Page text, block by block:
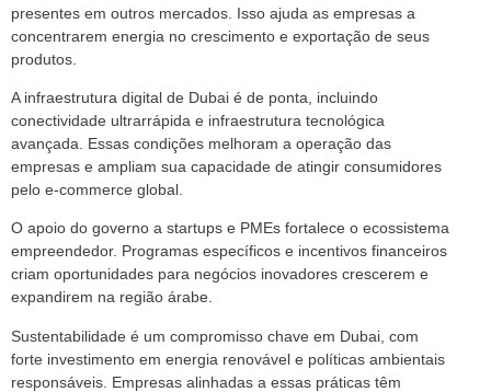
presentes em outros mercados. Isso ajuda as empresas a
concentrarem energia no crescimento e exportação de seus
produtos.
A infraestrutura digital de Dubai é de ponta, incluindo
conectividade ultrarrápida e infraestrutura tecnológica
avançada. Essas condições melhoram a operação das
empresas e ampliam sua capacidade de atingir consumidores
pelo e-commerce global.
O apoio do governo a startups e PMEs fortalece o ecossistema
empreendedor. Programas específicos e incentivos financeiros
criam oportunidades para negócios inovadores crescerem e
expandirem na região árabe.
Sustentabilidade é um compromisso chave em Dubai, com
forte investimento em energia renovável e políticas ambientais
responsáveis. Empresas alinhadas a essas práticas têm